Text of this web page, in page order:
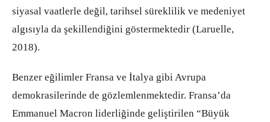
siyasal vaatlerle değil, tarihsel süreklilik ve medeniyet
algısıyla da şekillendiğini göstermektedir (Laruelle,
2018).
Benzer eğilimler Fransa ve İtalya gibi Avrupa
demokrasilerinde de gözlemlenmektedir. Fransa’da
Emmanuel Macron liderliğinde geliştirilen “Büyük